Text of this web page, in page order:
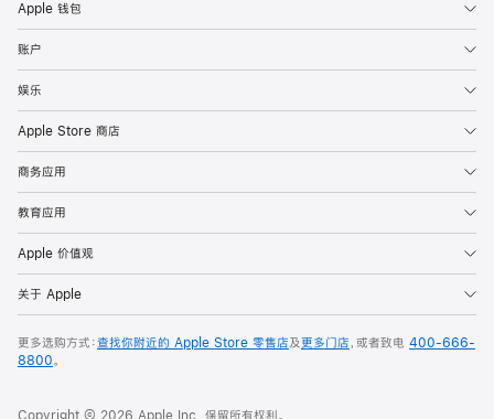
Apple 钱包
账户
娱乐
Apple Store 商店
商务应用
教育应用
Apple 价值观
关于 Apple
更多选购方式：查找你附近的 Apple Store 零售店及更多门店，或者致电 400-666-
8800。
Copyright © 2026 Apple Inc. 保留所有权利。